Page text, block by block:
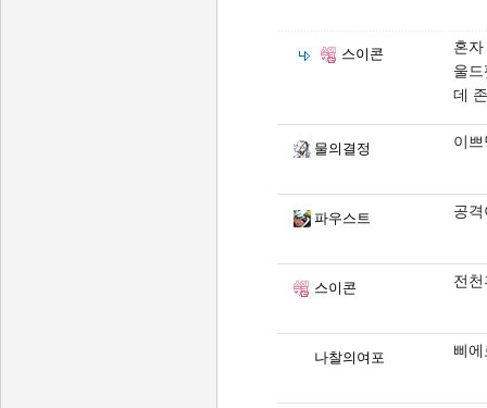
스이콘
혼
울
데
물의결정 이
파우스트 공
스이콘 전
나찰의여포 삐